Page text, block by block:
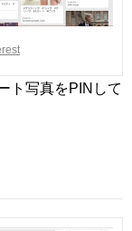
ト写真をPINして